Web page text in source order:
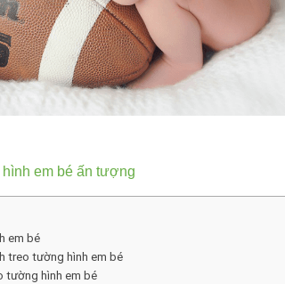
em bé ấn tượng
em bé
treo tường hình em bé
tường hình em bé